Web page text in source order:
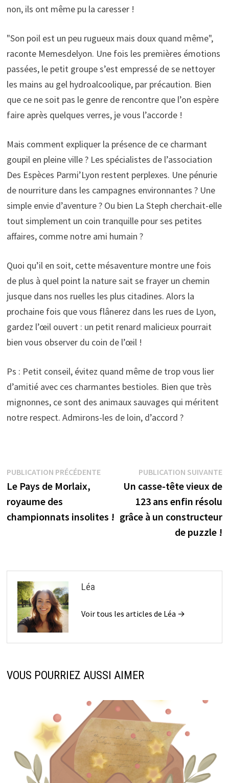
non, ils ont même pu la caresser !
"Son poil est un peu rugueux mais doux quand même",
raconte Memesdelyon. Une fois les premières émotions
passées, le petit groupe s’est empressé de se nettoyer
les mains au gel hydroalcoolique, par précaution. Bien
que ce ne soit pas le genre de rencontre que l’on espère
faire après quelques verres, je vous l’accorde !
Mais comment expliquer la présence de ce charmant
goupil en pleine ville ? Les spécialistes de l’association
Des Espèces Parmi’Lyon restent perplexes. Une pénurie
de nourriture dans les campagnes environnantes ? Une
simple envie d’aventure ? Ou bien La Steph cherchait-elle
tout simplement un coin tranquille pour ses petites
affaires, comme notre ami humain ?
Quoi qu’il en soit, cette mésaventure montre une fois
de plus à quel point la nature sait se frayer un chemin
jusque dans nos ruelles les plus citadines. Alors la
prochaine fois que vous flânerez dans les rues de Lyon,
gardez l’œil ouvert : un petit renard malicieux pourrait
bien vous observer du coin de l’œil !
Ps : Petit conseil, évitez quand même de trop vous lier
d’amitié avec ces charmantes bestioles. Bien que très
mignonnes, ce sont des animaux sauvages qui méritent
notre respect. Admirons-les de loin, d’accord ?
Navigation
de
l’article
PUBLICATION PRÉCÉDENTEPublication
précédente :
Le Pays de Morlaix,
royaume des
championnats insolites !
PUBLICATION SUIVANTE
Un casse-tête vieux de
123 ans enfin résolu
grâce à un constructeur
de puzzle !
Léa
Voir tous les articles de Léa →
VOUS POURRIEZ AUSSI AIMER